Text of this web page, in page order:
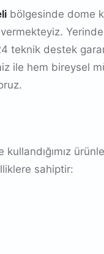
bölgesinde dome
Yerinde
teknik destek
ile hem bireysel
sahiptir: